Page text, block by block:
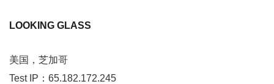
LOOKING GLASS
美国，芝加哥
Test IP：65.182.172.245